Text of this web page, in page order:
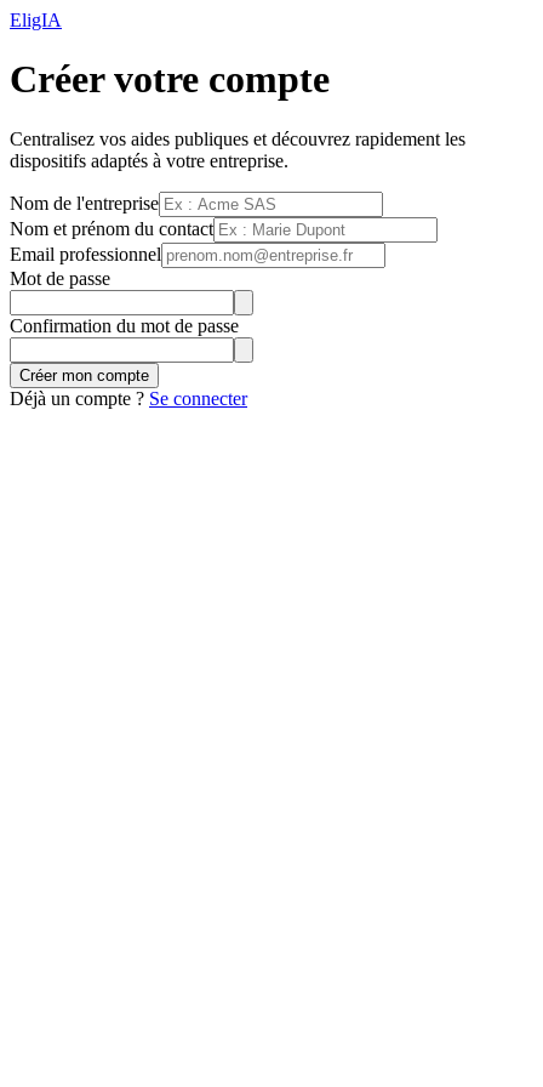
EligIA
Créer votre compte
Centralisez vos aides publiques et découvrez rapidement les
dispositifs adaptés à votre entreprise.
Nom de l'entreprise
Nom et prénom du contact
Email professionnel
Mot de passe
Confirmation du mot de passe
Créer mon compte
Déjà un compte ? Se connecter